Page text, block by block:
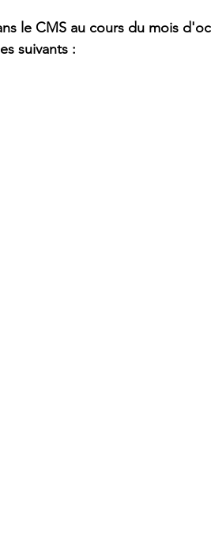
le CMS au cours du mois
suivants :